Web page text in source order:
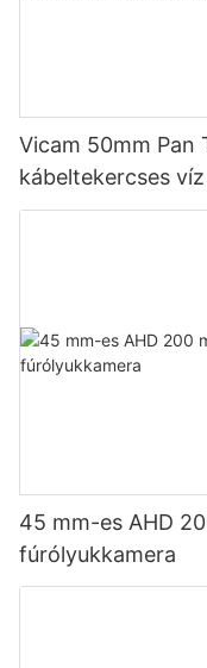
Vicam 50mm
kábeltekercses
45 mm-es AHD
fúrólyukkamera